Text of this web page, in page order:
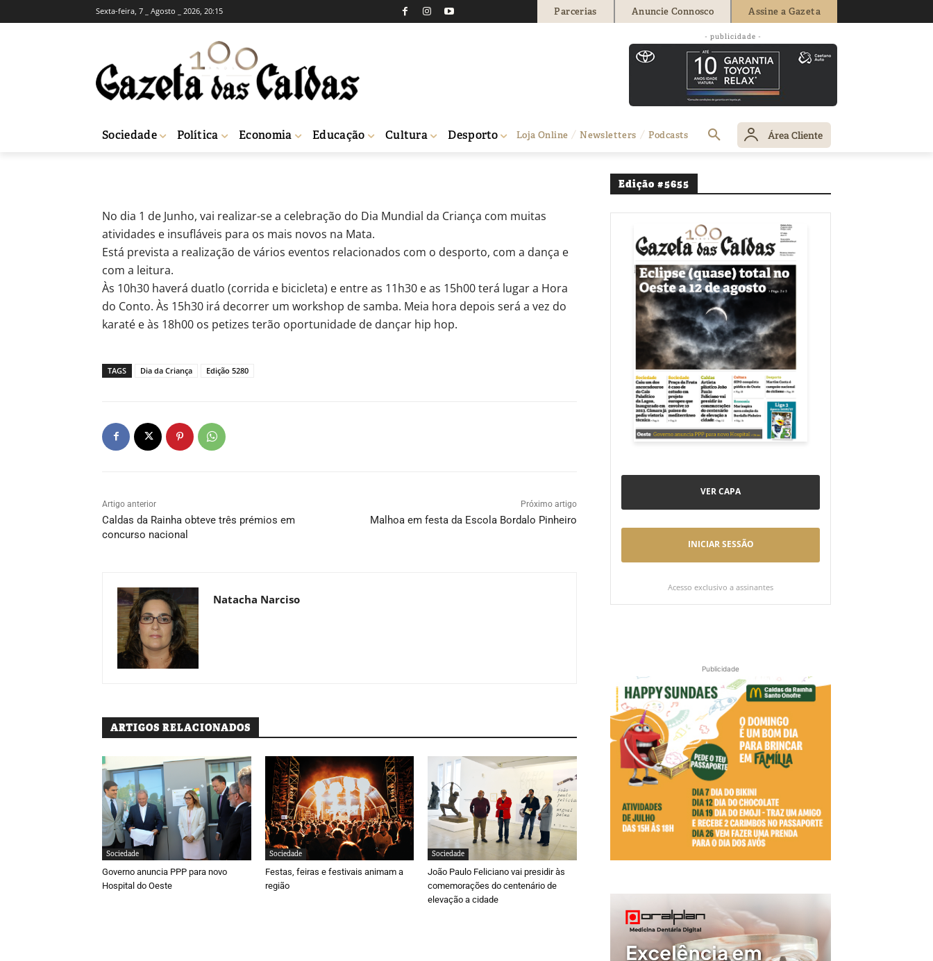
Sexta-feira, 7 _ Agosto _ 2026, 20:15 Parcerias Anuncie Connosco Assine a Gazeta
- publicidade -
Sociedade Política Economia Educação Cultura Desporto Loja Online Newsletters Podcasts Área Cliente
SOCIEDADE
Dia da Criança assinalado com actividades na Mata
Natacha Narciso 642 0
No dia 1 de Junho, vai realizar-se a celebração do Dia Mundial da Criança com muitas
atividades e insufláveis para os mais novos na Mata.
Está prevista a realização de vários eventos relacionados com o desporto, com a dança e
com a leitura.
Às 10h30 haverá duatlo (corrida e bicicleta) e entre as 11h30 e as 15h00 terá lugar a Hora
do Conto. Às 15h30 irá decorrer um workshop de samba. Meia hora depois será a vez do
karaté e às 18h00 os petizes terão oportunidade de dançar hip hop.
TAGS Dia da Criança Edição 5280
Artigo anterior
Caldas da Rainha obteve três prémios em
concurso nacional
Próximo artigo
Malhoa em festa da Escola Bordalo Pinheiro
Natacha Narciso
ARTIGOS RELACIONADOS
Sociedade
Governo anuncia PPP para novo
Hospital do Oeste
Sociedade
Festas, feiras e festivais animam a
região
Sociedade
João Paulo Feliciano vai presidir às
comemorações do centenário de
elevação a cidade
Edição #5655
VER CAPA
INICIAR SESSÃO
Acesso exclusivo a assinantes
Publicidade